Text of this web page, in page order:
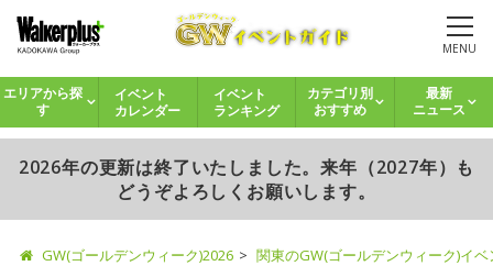
MENU
エリアから探
す
イベント
カレンダー
イベント
ランキング
カテゴリ別
おすすめ
最新
ニュース
2026年の更新は終了いたしました。来年（2027年）も
どうぞよろしくお願いします。
GW(ゴールデンウィーク)2026 関東のGW(ゴールデンウィーク)イ